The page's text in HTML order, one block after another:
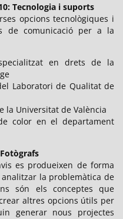
Tecnologia i suports
opcions tecnològiques i
de comunicació per a la
en drets de la
Laboratori de Qualitat de
la Universitat de València
color en el departament
es produeixen de forma
analitzar la problemàtica de
són els conceptes que
altres opcions útils per
generar nous projectes